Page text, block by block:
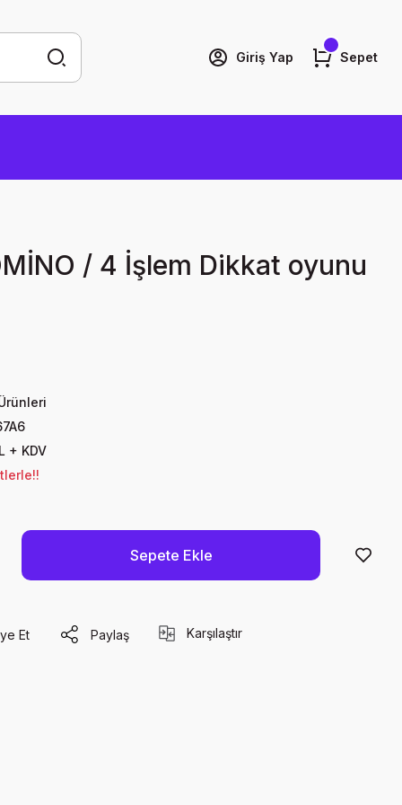
Giriş Yap Sepet
/ 4 İşlem Dikkat oyunu
+ KDV
Sepete Ekle
Et Paylaş Karşılaştır